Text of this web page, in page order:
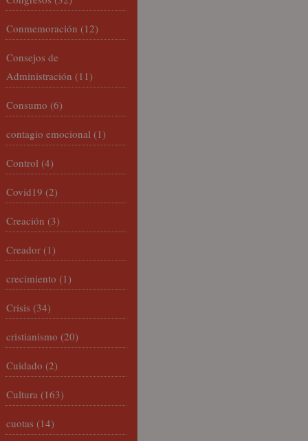
Conmemoración (12)
Consejos de
Administración (11)
Consumo (6)
contagio emocional (1)
Control (4)
Covid19 (2)
Creación (3)
Creador (1)
crecimiento (1)
Crisis (34)
cristianismo (20)
Cuidado (2)
Cultura (163)
cuotas (14)